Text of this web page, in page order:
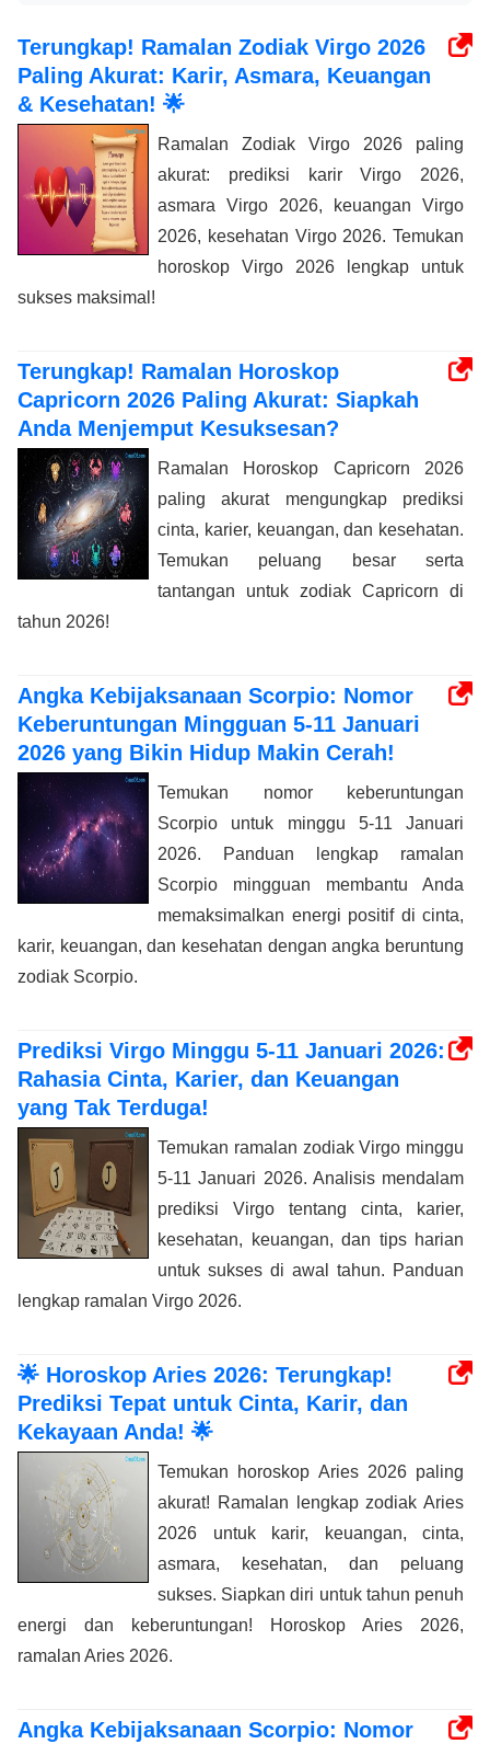
Terungkap! Ramalan Zodiak Virgo 2026
Paling Akurat: Karir, Asmara, Keuangan
& Kesehatan! 🌟
Ramalan Zodiak Virgo 2026 paling
akurat: prediksi karir Virgo 2026,
asmara Virgo 2026, keuangan Virgo
2026, kesehatan Virgo 2026. Temukan
horoskop Virgo 2026 lengkap untuk
sukses maksimal!
Terungkap! Ramalan Horoskop
Capricorn 2026 Paling Akurat: Siapkah
Anda Menjemput Kesuksesan?
Ramalan Horoskop Capricorn 2026
paling akurat mengungkap prediksi
cinta, karier, keuangan, dan kesehatan.
Temukan peluang besar serta
tantangan untuk zodiak Capricorn di
tahun 2026!
Angka Kebijaksanaan Scorpio: Nomor
Keberuntungan Mingguan 5-11 Januari
2026 yang Bikin Hidup Makin Cerah!
Temukan nomor keberuntungan
Scorpio untuk minggu 5-11 Januari
2026. Panduan lengkap ramalan
Scorpio mingguan membantu Anda
memaksimalkan energi positif di cinta,
karir, keuangan, dan kesehatan dengan angka beruntung
zodiak Scorpio.
Prediksi Virgo Minggu 5-11 Januari 2026:
Rahasia Cinta, Karier, dan Keuangan
yang Tak Terduga!
Temukan ramalan zodiak Virgo minggu
5-11 Januari 2026. Analisis mendalam
prediksi Virgo tentang cinta, karier,
kesehatan, keuangan, dan tips harian
untuk sukses di awal tahun. Panduan
lengkap ramalan Virgo 2026.
🌟 Horoskop Aries 2026: Terungkap!
Prediksi Tepat untuk Cinta, Karir, dan
Kekayaan Anda! 🌟
Temukan horoskop Aries 2026 paling
akurat! Ramalan lengkap zodiak Aries
2026 untuk karir, keuangan, cinta,
asmara, kesehatan, dan peluang
sukses. Siapkan diri untuk tahun penuh
energi dan keberuntungan! Horoskop Aries 2026,
ramalan Aries 2026.
Angka Kebijaksanaan Scorpio: Nomor